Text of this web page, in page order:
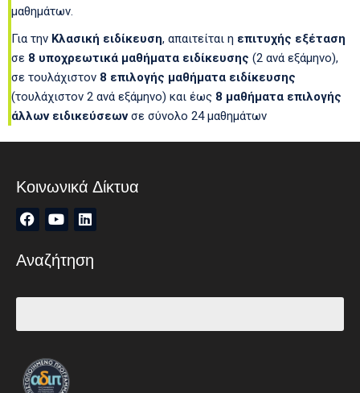
μαθημάτων.
Για την Κλασική ειδίκευση, απαιτείται η επιτυχής εξέταση
σε 8 υποχρεωτικά μαθήματα ειδίκευσης (2 ανά εξάμηνο),
σε τουλάχιστον 8 επιλογής μαθήματα ειδίκευσης
(τουλάχιστον 2 ανά εξάμηνο) και έως 8 μαθήματα επιλογής
άλλων ειδικεύσεωνσε σύνολο 24 μαθημάτων
Κοινωνικά Δίκτυα
Αναζήτηση